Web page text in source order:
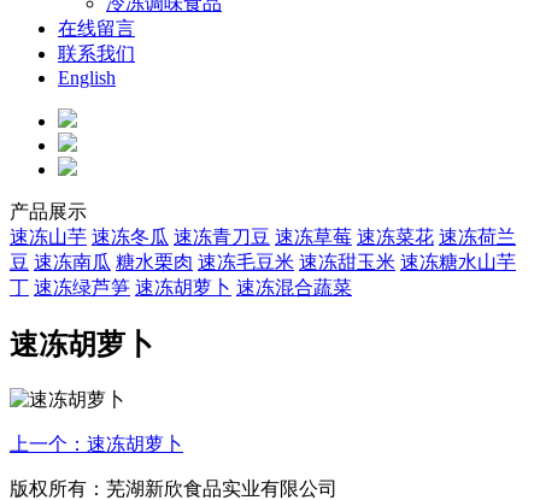
在线留言
联系我们
English
产品展示
速冻山芋 速冻冬瓜 速冻青刀豆 速冻草莓 速冻菜花 速冻荷兰
豆 速冻南瓜 糖水栗肉 速冻毛豆米 速冻甜玉米 速冻糖水山芋
丁 速冻绿芦笋 速冻胡萝卜 速冻混合蔬菜
速冻胡萝卜
上一个：速冻胡萝卜
版权所有：芜湖新欣食品实业有限公司